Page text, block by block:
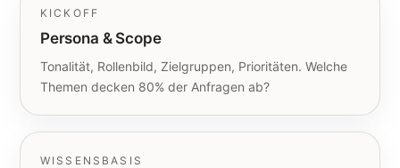
KICKOFF
Persona & Scope
Tonalität, Rollenbild, Zielgruppen, Prioritäten. Welche
Themen decken 80% der Anfragen ab?
WISSENSBASIS